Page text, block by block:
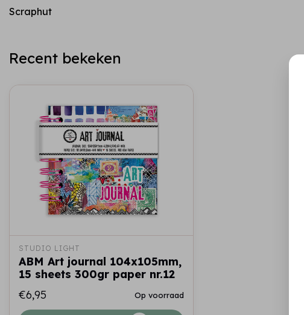
Scraphut
Recent bekeken
STUDIO LIGHT
ABM Art journal 104x105mm,
15 sheets 300gr paper nr.12
€6,95
Op voorraad